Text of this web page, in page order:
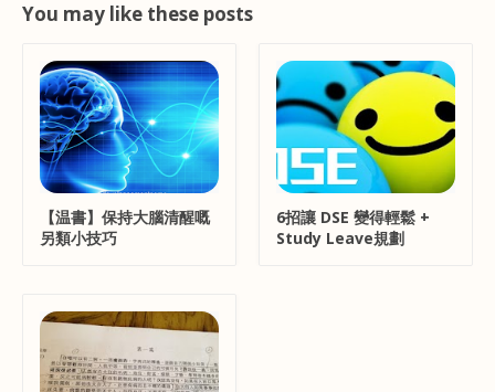
You may like these posts
【温書】保持大腦清醒嘅
另類小技巧
6招讓 DSE 變得輕鬆 +
Study Leave規劃